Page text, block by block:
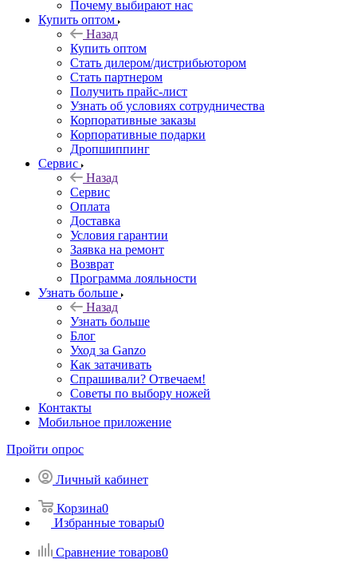
Почему выбирают нас
Купить оптом
Назад
Купить оптом
Стать дилером/дистрибьютором
Стать партнером
Получить прайс-лист
Узнать об условиях сотрудничества
Корпоративные заказы
Корпоративные подарки
Дропшиппинг
Сервис
Назад
Сервис
Оплата
Доставка
Условия гарантии
Заявка на ремонт
Возврат
Программа лояльности
Узнать больше
Назад
Узнать больше
Блог
Уход за Ganzo
Как затачивать
Спрашивали? Отвечаем!
Советы по выбору ножей
Контакты
Мобильное приложение
Пройти опрос
Личный кабинет
Корзина0
Избранные товары0
Сравнение товаров0